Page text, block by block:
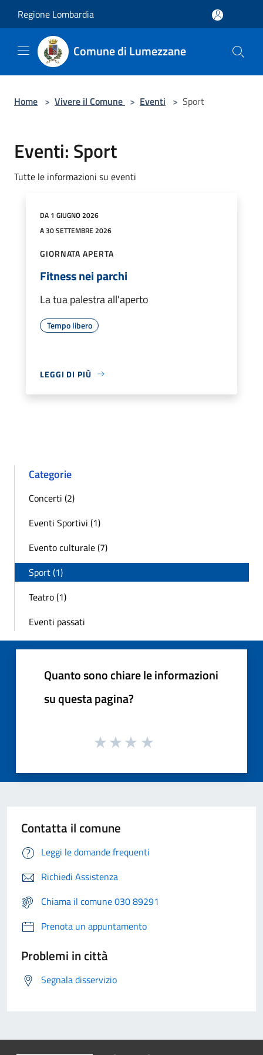
Regione Lombardia
Comune di Lumezzane
Home > Vivere il Comune > Eventi > Sport
Eventi: Sport
Tutte le informazioni su eventi
DA 1 GIUGNO 2026
A 30 SETTEMBRE 2026
GIORNATA APERTA
Fitness nei parchi
La tua palestra all'aperto
Tempo libero
LEGGI DI PIÙ
Categorie
Concerti (2)
Eventi Sportivi (1)
Evento culturale (7)
Sport (1)
Teatro (1)
Eventi passati
Quanto sono chiare le informazioni
su questa pagina?
Contatta il comune
Leggi le domande frequenti
Richiedi Assistenza
Chiama il comune 030 89291
Prenota un appuntamento
Problemi in città
Segnala disservizio